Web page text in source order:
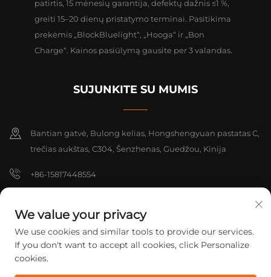
patirtis, 15 mėnesių garantija, defektų dažnis ≤1 %,
greiti 15–20 dienų pristatymo terminai. Pasitikima
prekėmis „BlockBluelight“, „Hooga“ ir „Bon
Charge“. Kainos pasiūlymą gausite per 3 valandas.
SUJUNKITE SU MUMIS
Bantian gatvė, Bulong kelias, Hongshengyuan pastatas C,
trečias aukštas, C304, Šenzhenas, Guedžou, Kinija
+86-15817448554
Autorių teisės © 2026 Shenzhen Yarrae Technology Co., Ltd. Beijing.
Visos teisės saugomos. Privatumo politika
We value your privacy
We use cookies and similar tools to provide our services.
If you don't want to accept all cookies, click Personalize
cookies.